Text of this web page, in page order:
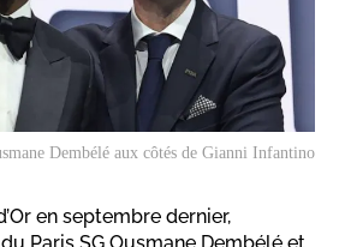
Dembélé aux côtés de Gianni Infantino
en septembre dernier,